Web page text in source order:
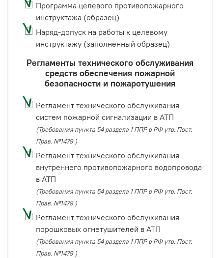
Программа целевого противопожарного
инструктажа (образец)
Наряд-допуск на работы к целевому
инструктажу (заполненный образец)
Регламенты технического обслуживания
средств обеспечения пожарной
безопасности и пожаротушения
Регламент технического обслуживания
систем пожарной сигнализации в АТП
(Требования пункта 54 раздела 1 ППР в РФ утв. Пост.
Прав. №1479 )
Регламент технического обслуживания
внутреннего противопожарного водопровода
в АТП
(Требования пункта 54 раздела 1 ППР в РФ утв. Пост.
Прав. №1479 )
Регламент технического обслуживания
порошковых огнетушителей в АТП
(Требования пункта 54 раздела 1 ППР в РФ утв. Пост.
Прав. №1479 )